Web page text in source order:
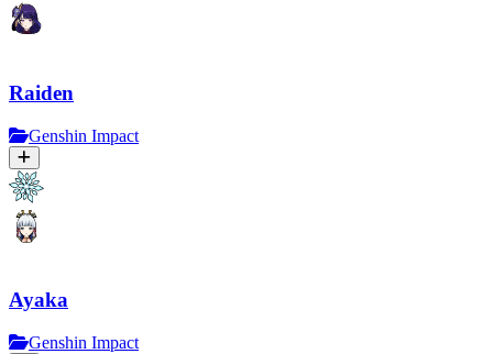
Raiden
Genshin Impact
Ayaka
Genshin Impact